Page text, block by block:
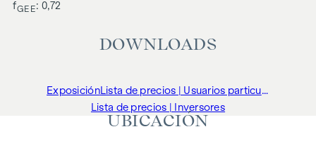
fGEE: 0,72
DOWNLOADS
Exposición
Lista de precios | Usuarios particulares
Lista de precios | Inversores
UBICACIÓN